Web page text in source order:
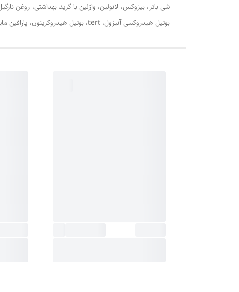
شی باتر، بیزوکس، لانولین، وازلین با گرید بهداشتی، روغن
بوتیل هیدروکسی آنیزول، tert، بوتیل هیدروکرینون، پارافین مایع با گرید بهداشتی